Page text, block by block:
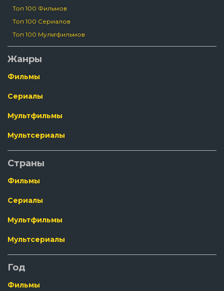
Топ 100 Фильмов
Топ 100 Сериалов
Топ 100 Мультфильмов
Жанры
Фильмы
Сериалы
Мультфильмы
Мультсериалы
Страны
Фильмы
Сериалы
Мультфильмы
Мультсериалы
Год
Фильмы